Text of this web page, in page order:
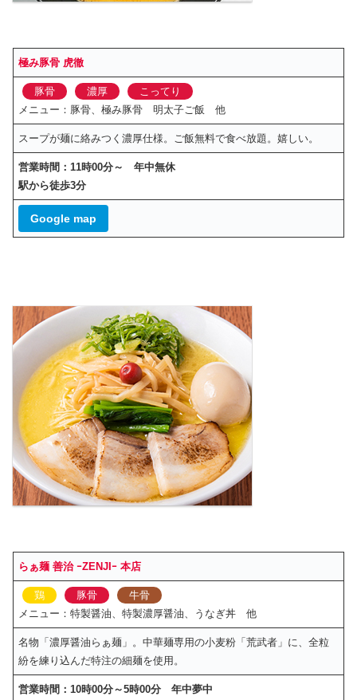
極み豚骨 虎徹
豚骨 濃厚
こってり
メニュー：豚骨、極み豚骨 明太子ご飯 他
スープが麺に絡みつく濃厚仕様。ご飯無料で食べ放題。嬉しい。
営業時間：11時00分～ 年中無休
駅から徒歩3分
Google map
らぁ麺 善治 ｰZENJIｰ 本店
鶏 豚骨
牛骨
メニュー：特製醤油、特製濃厚醤油、うなぎ丼 他
名物「濃厚醤油らぁ麺」。中華麺専用の小麦粉「荒武者」に、全粒
紛を練り込んだ特注の細麺を使用。
営業時間：10時00分～5時00分 年中夢中